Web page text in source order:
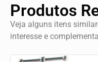
Produtos
Veja alguns itens
interesse e